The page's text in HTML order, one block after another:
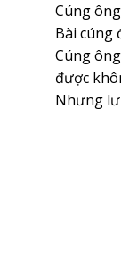
Cúng
Bài cúng
Cúng
được
Nhưng